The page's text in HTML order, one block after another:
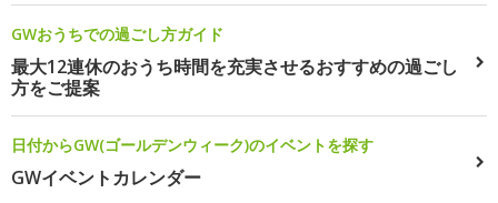
GWおうちでの過ごし方ガイド
最大12連休のおうち時間を充実させるおすすめの過ごし
方をご提案
日付からGW(ゴールデンウィーク)のイベントを探す
GWイベントカレンダー